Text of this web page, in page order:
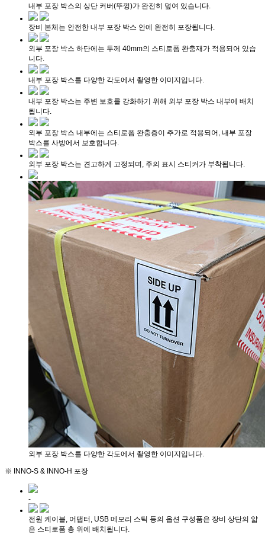
내부 포장 박스의 상단 커버(뚜껑)가 완전히 덮여 있습니다.
장비 본체는 안전한 내부 포장 박스 안에 완전히 포장됩니다.
외부 포장 박스 하단에는 두께 40mm의 스티로폼 완충재가 적용되어 있습
니다.
내부 포장 박스를 다양한 각도에서 촬영한 이미지입니다.
내부 포장 박스는 주변 보호를 강화하기 위해 외부 포장 박스 내부에 배치
됩니다.
외부 포장 박스 내부에는 스티로폼 완충층이 추가로 적용되어, 내부 포장
박스를 사방에서 보호합니다.
외부 포장 박스는 견고하게 고정되며, 주의 표시 스티커가 부착됩니다.
외부 포장 박스를 다양한 각도에서 촬영한 이미지입니다.
※ INNO-S & INNO-H 포장
-
전원 케이블, 어댑터, USB 메모리 스틱 등의 옵션 구성품은 장비 상단의 얇
은 스티로폼 층 위에 배치됩니다.